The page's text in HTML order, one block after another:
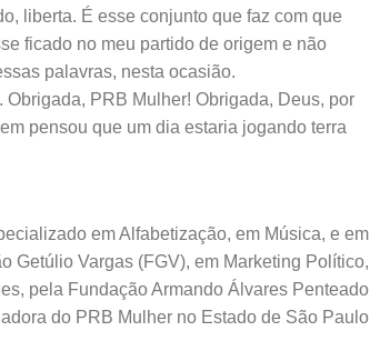
liberta. É esse conjunto que faz com que
ficado no meu partido de origem e não
palavras, nesta ocasião.
PRB Mulher! Obrigada, Deus, por
pensou que um dia estaria jogando terra
em Alfabetização, em Música, e em
Getúlio Vargas (FGV), em Marketing Político,
pela Fundação Armando Álvares Penteado
do PRB Mulher no Estado de São Paulo